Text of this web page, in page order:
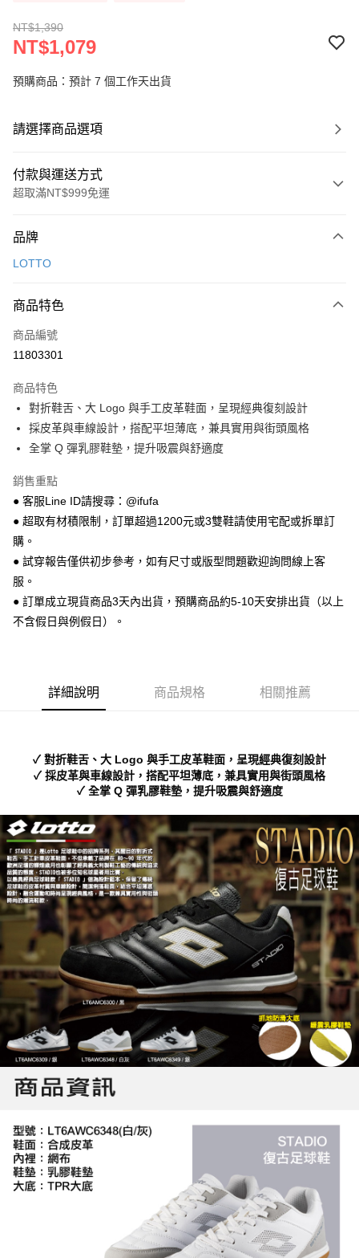
NT$1,390
NT$1,079
預購商品：預計 7 個工作天出貨
請選擇商品選項
付款與運送方式
超取滿NT$999免運
信用卡一次付款
LINE Pay
Apple Pay
悠遊付
Google Pay
全盈+PAY
AFTEE先享後付
相關說明
【關於「AFTEE先享後付」】
AFTEE先享後付是「在收到商品之後才付款」的支付方式。 讓您購物簡單
１．簡單：不需註冊會員、不需綁卡、不需儲值。
２．便利：只要手機號碼，簡訊認證，即可結帳。
３．安心：先確認商品／服務後，再付款。
【「AFTEE先享後付」結帳流程】
ATM／網路銀行／等多元方式進行付款，方視為交易完成。
※ 請注意：結帳手續完成當下不需立刻繳費，但若您需要取消訂單，請聯絡
※ 交易是否成功請以「AFTEE先享後付 」之結帳頁面顯示為準，若有關於
是否繳費成功／繳費後需取消欲退款等相關疑問，請聯繫「AFTEE先享後付
客戶支援中心」https://netprotections.freshdesk.com/support/home
１．透過由恩沛科技股份有限公司提供之「AFTEE先享後付」服務完成之交
易，需依本服務之必要範圍內提供個人資料，並將交易相關給付款項請求債
權轉讓予恩沛科技股份有限公司。
２．關於個人資料處理事宜，請瀏覽以下網址：
https://aftee.tw/terms/#terms3
３．未成年的使用者請事先徵得法定代理人或監護人之同意方可使用
「AFTEE先享後付」，若未經同意申辦者引起之損失，本公司不負相關責
４．使用「AFTEE先享後付」時，將依據個別帳號之用戶狀況，依本公司即
時審查核予不同之上限額度；若仍有額度不足之情形，本公司將視審查結果
請求用戶進行身份認證。
５．嚴禁一人註冊多個帳號或使用他人資訊註冊。若發現惡意使用之情形，
恩沛科技股份有限公司將有權停止該用戶之使用額度並採取法律行動。
ATM付款
全家 取貨付款
每筆NT$70，滿NT$999(含以上)免運費
7-11 取貨付款
付款後 7-11取貨
每筆NT$70，滿NT$999(含以上)免運費
每筆NT$90，滿NT$999(含以上)免運費
海外宅配 查看運費
品牌
LOTTO
商品特色
商品編號
11803301
商品特色
對折鞋舌、大 Logo 與手工皮革鞋面，呈現經典復刻設計
採皮革與車線設計，搭配平坦薄底，兼具實用與街頭風格
全掌 Q 彈乳膠鞋墊，提升吸震與舒適度
銷售重點
● 客服Line ID請搜尋：@ifufa
● 超取有材積限制，訂單超過1200元或3雙鞋請使用宅配或拆單訂
購。
● 試穿報告僅供初步參考，如有尺寸或版型問題歡迎詢問線上客
服。
● 訂單成立現貨商品3天內出貨，預購商品約5-10天安排出貨（以上
不含假日與例假日）。
詳細說明 商品規格 相關推薦
✓ 對折鞋舌、大 Logo 與手工皮革鞋面，呈現經典復刻設計
✓ 採皮革與車線設計，搭配平坦薄底，兼具實用與街頭風格
✓ 全掌 Q 彈乳膠鞋墊，提升吸震與舒適度